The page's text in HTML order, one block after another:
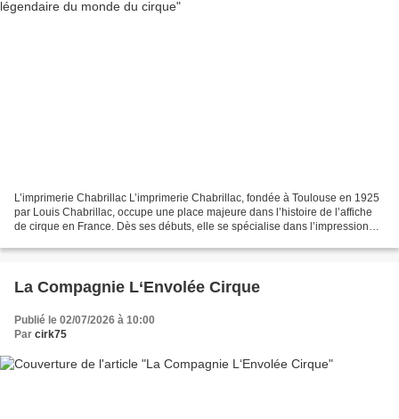
L’imprimerie Chabrillac L’imprimerie Chabrillac, fondée à Toulouse en 1925
par Louis Chabrillac, occupe une place majeure dans l’histoire de l’affiche
de cirque en France. Dès ses débuts, elle se spécialise dans l’impression
La Compagnie L‘Envolée Cirque
Publié le 02/07/2026 à 10:00
Par cirk75